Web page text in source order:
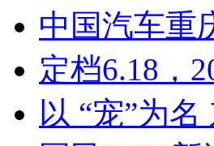
中国汽车重
定档6.18，
以 “宠”为